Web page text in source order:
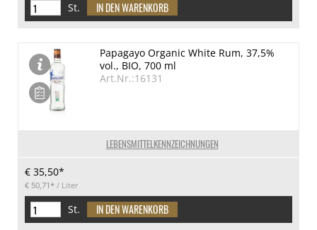
St.
LEBENSMITTELKENNZEICHNUNGEN
Papagayo Organic White Rum, 37,5%
vol., BIO, 700 ml
Art.Nr.:16131
€ 35,50*
€ 50,71* / Liter
St.